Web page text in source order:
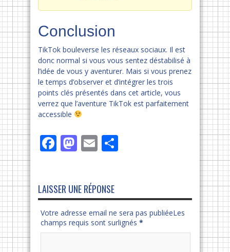
Conclusion
TikTok bouleverse les réseaux sociaux. Il est
donc normal si vous vous sentez déstabilisé à
l’idée de vous y aventurer. Mais si vous prenez
le temps d’observer et d’intégrer les trois
points clés présentés dans cet article, vous
verrez que l’aventure TikTok est parfaitement
accessible
Facebook
Mastodon
Email
LAISSER UNE RÉPONSE
Votre adresse email ne sera pas publiéeLes
champs requis sont surlignés *